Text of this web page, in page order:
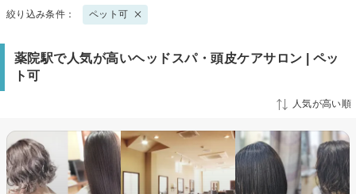
絞り込み条件： ペット可
薬院駅で人気が高いヘッドスパ・頭皮ケアサロン | ペッ
ト可
人気が高い順